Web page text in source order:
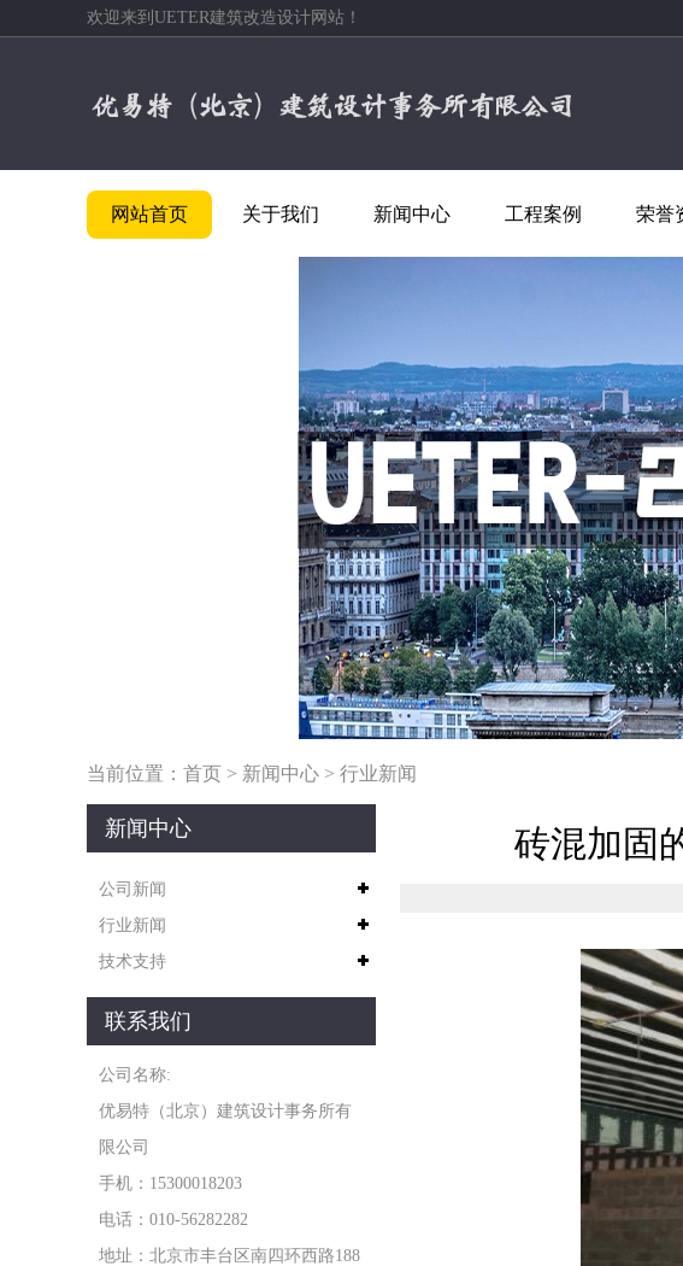
欢迎来到UETER建筑改造设计网站！
网站首页 关于我们 新闻中心 工程案例 荣誉
当前位置： 首页 > 新闻中心 > 行业新闻
新闻中心
公司新闻
行业新闻
技术支持
联系我们
公司名称:
优易特（北京）建筑设计事务所有
限公司
手机：15300018203
电话：010-56282282
地址：北京市丰台区南四环西路188
砖混加固